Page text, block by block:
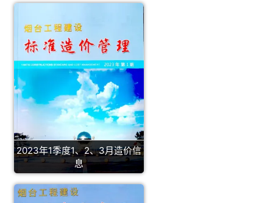
2023年1季度1、2、3月造价信
息